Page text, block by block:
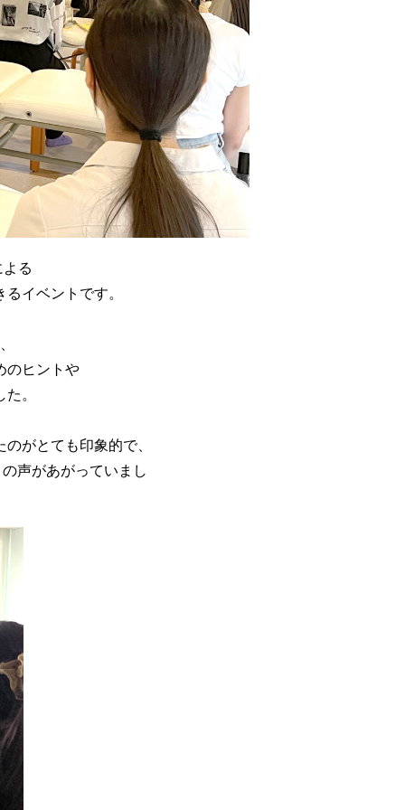
る
イベントです。
のヒントや
。
がとても印象的で、
声があがっていまし